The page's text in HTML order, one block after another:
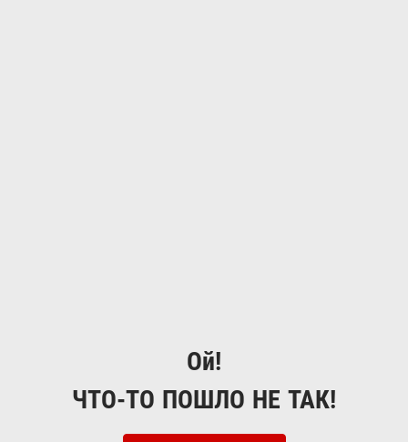
Ой!
ЧТО-ТО ПОШЛО НЕ ТАК!